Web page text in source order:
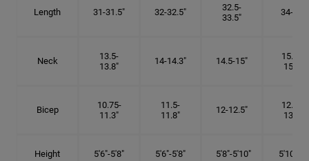
Length 31-31.5" 32-32.5"
32.5-
33.5"
34-35"
Neck
13.5-
13.8"
14-14.3" 14.5-15"
15.25-
15.5"
Bicep
10.75-
11.3"
11.5-
11.8"
12-12.5"
12.75-
13.3"
Height 5'6"-5'8" 5'6"-5'8" 5'8"-5'10" 5'10"- 6'